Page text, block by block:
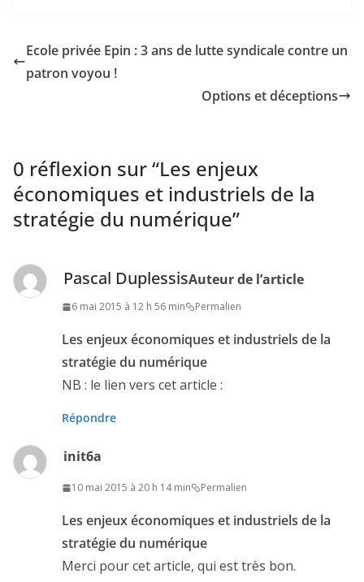
Ecole privée Epin : 3 ans de lutte syndicale contre un
patron voyou !
Options et déceptions
0 réflexion sur “Les enjeux
économiques et industriels de la
stratégie du numérique”
Pascal DuplessisAuteur de l’article
6 mai 2015 à 12 h 56 min Permalien
Les enjeux économiques et industriels de la
stratégie du numérique
NB : le lien vers cet article :
Répondre
init6a
10 mai 2015 à 20 h 14 min Permalien
Les enjeux économiques et industriels de la
stratégie du numérique
Merci pour cet article, qui est très bon.